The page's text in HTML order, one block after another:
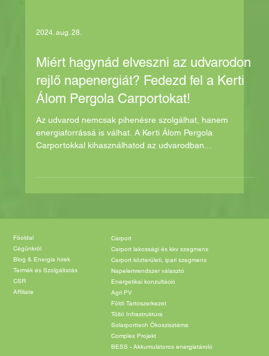
2024. aug. 28.
Miért hagynád elveszni az udvarodon
rejlő napenergiát? Fedezd fel a Kerti
Álom Pergola Carportokat!
Az udvarod nemcsak pihenésre szolgálhat, hanem
Főoldal
Cégünkről
Blog & Energia hírek
Termék és Szolgáltatás
Carport
Carport lakossági és kkv szegmens
Carport közterületi, ipari szegmens
Napelemrendszer választó
Energetikai konzultáció
Agri PV
Földi Tartószerkezet
Töltő Infrastruktúra
Solarporttech Ökoszisztéma